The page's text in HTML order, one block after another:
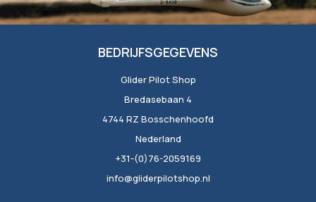
BEDRIJFSGEGEVENS
Glider Pilot Shop
Bredasebaan 4
4744 RZ Bosschenhoofd
Nederland
+31-(0)76-2059169
info@gliderpilotshop.nl